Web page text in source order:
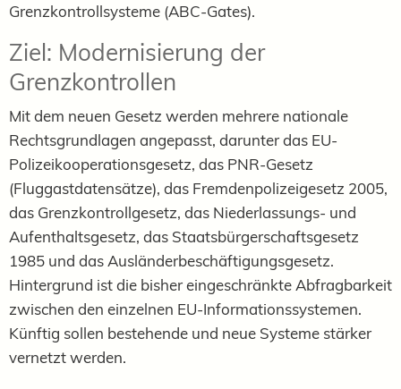
Grenzkontrollsysteme (ABC-Gates).
Ziel: Modernisierung der
Grenzkontrollen
Mit dem neuen Gesetz werden mehrere nationale
Rechtsgrundlagen angepasst, darunter das EU-
Polizeikooperationsgesetz, das PNR-Gesetz
(Fluggastdatensätze), das Fremdenpolizeigesetz 2005,
das Grenzkontrollgesetz, das Niederlassungs- und
Aufenthaltsgesetz, das Staatsbürgerschaftsgesetz
1985 und das Ausländerbeschäftigungsgesetz.
Hintergrund ist die bisher eingeschränkte Abfragbarkeit
zwischen den einzelnen EU-Informationssystemen.
Künftig sollen bestehende und neue Systeme stärker
vernetzt werden.